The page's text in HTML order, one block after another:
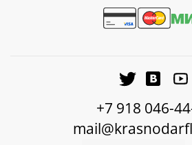
+7 918 046-